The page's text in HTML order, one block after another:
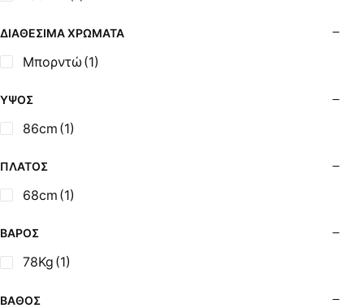
Σόμπες Ξύλου από Ατσάλι με Φούρνο
Σόμπες Πετρελαίου (Alfatherm)
Σόμπες Πετρελαίου (Assos)
Σόμπες Πετρελαίου (StarStoves)
Σόμπες Πετρελαίου (ΟΒΕΛ)
Σόμπες Πετρελαίου Αερόθερμες (Agorastos)
Σόμπες Υγραερίου
Σούβλες - Εργαλεία Ψησίματος BBQ
Σωλήνες (Μπουριά), Εξαρτήματα Σόμπας
Τζάκια - Εστίες
ΔΙΑΘΈΣΙΜΑ ΧΡΏΜΑΤΑ
Μπορντώ (1)
ΎΨΟΣ
86cm (1)
ΠΛΆΤΟΣ
68cm (1)
ΒΆΡΟΣ
78Kg (1)
ΒΆΘΟΣ